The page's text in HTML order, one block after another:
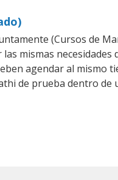
(Cursos de
mismas necesidades
agendar al mismo
de prueba dentro